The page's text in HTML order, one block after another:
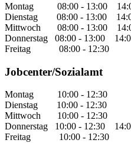
Montag 08:00 - 13:00
Dienstag 08:00 - 13:00
Mittwoch 08:00 - 13:00
Donnerstag 08:00 - 13:00
Freitag 08:00 - 12:30
Jobcenter/Sozialamt
Montag 10:00 - 12:30
Dienstag 10:00 - 12:30
Mittwoch 10:00 - 12:30
Donnerstag 10:00 - 12:30
Freitag 10:00 - 12:30